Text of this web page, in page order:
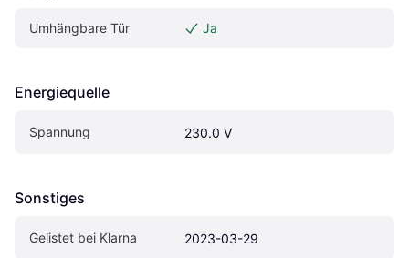
Umhängbare Tür Ja
Energiequelle
Spannung 230.0 V
Sonstiges
Gelistet bei Klarna 2023-03-29